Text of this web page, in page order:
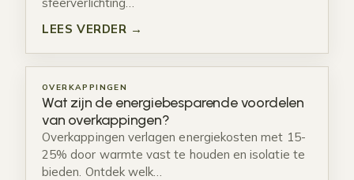
LEES VERDER →
OVERKAPPINGEN
Wat zijn de energiebesparende voordelen
van overkappingen?
Overkappingen verlagen energiekosten met 15-
25% door warmte vast te houden en isolatie te
bieden. Ontdek welk…